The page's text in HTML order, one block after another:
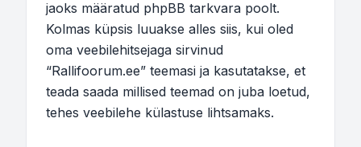
jaoks määratud phpBB tarkvara poolt.
Kolmas küpsis luuakse alles siis, kui oled
oma veebilehitsejaga sirvinud
“Rallifoorum.ee” teemasi ja kasutatakse, et
teada saada millised teemad on juba loetud,
tehes veebilehe külastuse lihtsamaks.